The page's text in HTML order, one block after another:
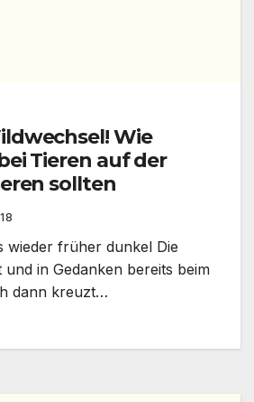
Wie
Tieren auf der
sollten
wieder früher dunkel Die
in Gedanken bereits beim
dann kreuzt…